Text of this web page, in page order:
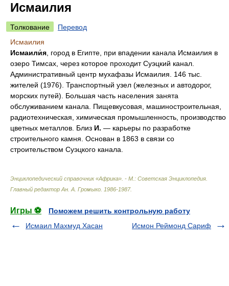
Исмаилия
Толкование
Перевод
Исмаилия
Исмаили́я , город в Египте, при впадении канала Исмаилия в
озеро Тимсах, через которое проходит Суэцкий канал.
Административный центр мухафазы Исмаилия. 146 тыс.
жителей (1976). Транспортный узел (железных и автодорог,
морских путей). Большая часть населения занята
обслуживанием канала. Пищевкусовая, машиностроительная,
радиотехническая, химическая промышленность, производство
цветных металлов. Близ И. — карьеры по разработке
строительного камня. Основан в 1863 в связи со
строительством Суэцкого канала.
Энциклопедический справочник «Африка». - М.: Советская Энциклопедия
Главный редактор Ан. А. Громыко 1986-1987.
Игры ⚽
Поможем решить контрольную работу
Исмаил Махмуд Хасан
Исмон Реймонд Сариф